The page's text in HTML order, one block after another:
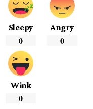
Sleepy
0
Angry
0
Wink
0